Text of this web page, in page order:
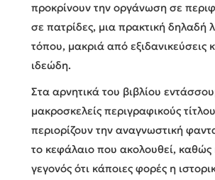
προκρίνουν την οργάνωση σε
σε πατρίδες, μια πρακτική δηλαδή
τόπου, μακριά από εξιδανικεύσεις
ιδεώδη.
Στα αρνητικά του βιβλίου
μακροσκελείς περιγραφικούς
περιορίζουν την αναγνωστική
το κεφάλαιο που ακολουθεί, καθώς
γεγονός ότι κάποιες φορές η